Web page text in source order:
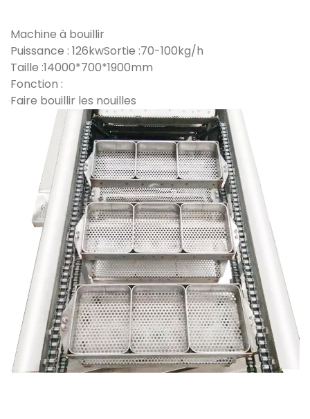
Machine à bouillir
Puissance : 126kwSortie :70-100kg/h
Taille :14000*700*1900mm
Fonction :
Faire bouillir les nouilles